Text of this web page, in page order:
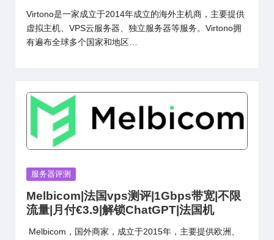
Virtono是一家成立于2014年成立的海外主机商，主要提供
虚拟主机、VPS云服务器、独立服务器等服务。Virtono拥
有遍布全球多个国家和地区…
Posted
服务器评测
Melbicom|法国vps测评|1Gbps带宽|不限
流量|月付€3.9|解锁ChatGPT|法国机
Melbicom，国外商家，成立于2015年，主要提供欧洲、